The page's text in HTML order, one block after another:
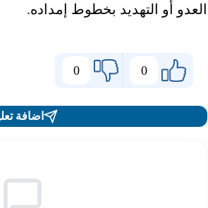
العدو أو التهديد بخطوط إمداده.
0
0
اضافة